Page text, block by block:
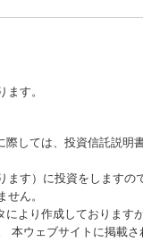
す。
しては、投資信託説
す）に投資をします
ん。
より作成しておりま
ウェブサイトに掲載